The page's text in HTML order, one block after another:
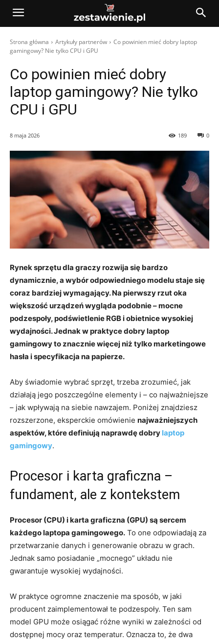
Strona główna Artykuły partnerów
Co powinien mieć dobry laptop
gamingowy? Nie tylko CPU i GPU
Co powinien mieć dobry
laptop gamingowy? Nie tylko
CPU i GPU
8 maja 2026 0
189
Rynek sprzętu dla graczy rozwija się bardzo
dynamicznie, a wybór odpowiedniego modelu staje się
coraz bardziej wymagający. Na pierwszy rzut oka
większość urządzeń wygląda podobnie – mocne
podzespoły, podświetlenie RGB i obietnice wysokiej
wydajności. Jednak w praktyce dobry laptop
gamingowy to znacznie więcej niż tylko marketingowe
hasła i specyfikacja na papierze.
Aby świadomie wybrać sprzęt, trzeba zrozumieć, jak
działają jego poszczególne elementy i – co najważniejsze
– jak wpływają na siebie nawzajem. Poniżej znajdziesz
rozszerzone, eksperckie omówienie najważniejszych
aspektów, które definiują naprawdę dobry laptop
gamingowy.
Procesor i karta graficzna –
fundament, ale z kontekstem
Procesor (CPU) i karta graficzna (GPU) są sercem
każdego laptopa gamingowego. To one odpowiadają za
przetwarzanie danych i generowanie obrazu w grach.
Jednak samo posiadanie „mocnego” układu nie
gwarantuje wysokiej wydajności.
W praktyce ogromne znaczenie ma sposób, w jaki
producent zaimplementował te podzespoły. Ten sam
model GPU może osiągać różne wyniki w zależności od
dostępnej mocy oraz temperatur. Oznacza to, że dwa